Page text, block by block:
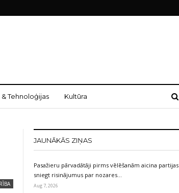
Tehnoloģijas Kultūra
JAUNĀKĀS ZIŅAS
Pasažieru pārvadātāji pirms vēlēšanām aicina partijas
sniegt risinājumus par nozares…
Aug 7, 2026